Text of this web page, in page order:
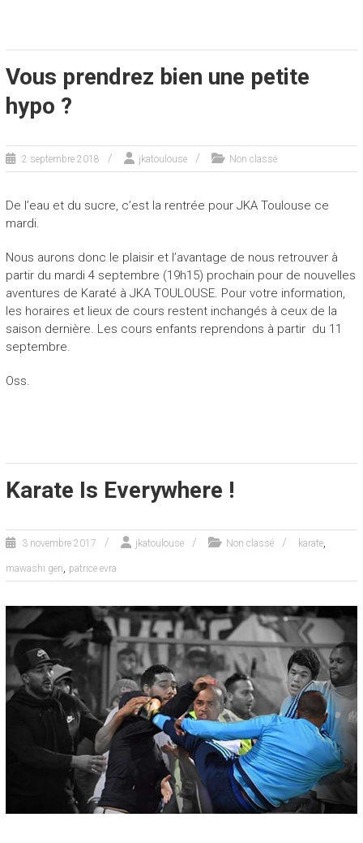
Vous prendrez bien une petite
hypo ?
2 septembre 2018 jkatoulouse Non classé
De l’eau et du sucre, c’est la rentrée pour JKA Toulouse ce
mardi.
Nous aurons donc le plaisir et l’avantage de nous retrouver à
partir du mardi 4 septembre (19h15) prochain pour de nouvelles
aventures de Karaté à JKA TOULOUSE. Pour votre information,
les horaires et lieux de cours restent inchangés à ceux de la
saison dernière. Les cours enfants reprendons à partir du 11
septembre.
Oss.
Karate Is Everywhere !
3 novembre 2017 jkatoulouse Non classé karate,
mawashi geri, patrice evra